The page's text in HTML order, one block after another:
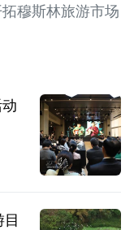
穆斯林旅游市场